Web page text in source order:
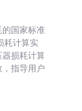
的国家标准
耗计算实
器损耗计算
，指导用户